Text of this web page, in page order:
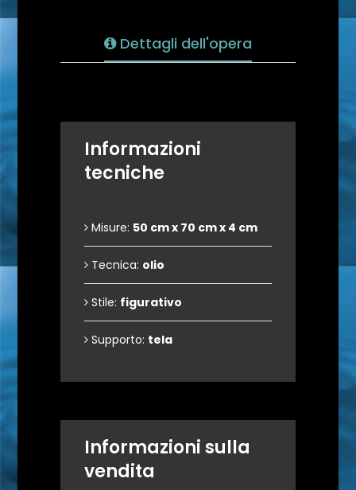
Dettagli dell'opera
Informazioni
tecniche
Misure: 50 cm x 70 cm x 4 cm
Tecnica: olio
Stile: figurativo
Supporto: tela
Informazioni sulla
vendita